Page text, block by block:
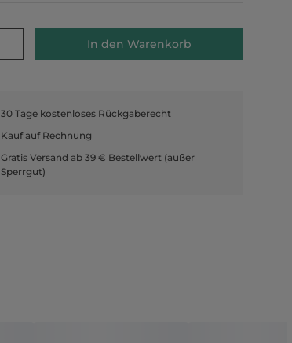
In den Warenkorb
30 Tage kostenloses Rückgaberecht
Kauf auf Rechnung
Gratis Versand ab 39 € Bestellwert (außer
Sperrgut)